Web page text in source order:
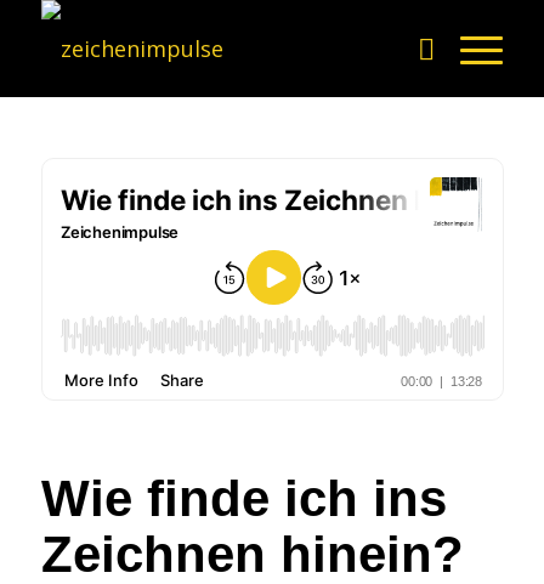
Wie finde ich ins
Zeichnen hinein?